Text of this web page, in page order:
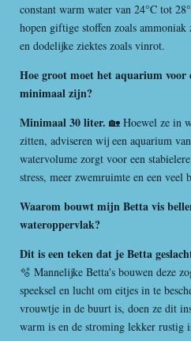
constant warm water van 24°C tot
hopen giftige stoffen zoals
en dodelijke ziektes zoals vinrot.
Hoe groot moet het aquarium voor
minimaal zijn?
Minimaal 30 liter. 🏡 Hoewel ze in
zitten, adviseren wij een aquarium
watervolume zorgt voor een
stress, meer zwemruimte en een
Waarom bouwt mijn Betta vis
wateroppervlak?
Dit is een teken dat je Betta
🫧 Mannelijke Betta's bouwen deze
speeksel en lucht om eitjes in te
vrouwtje in de buurt is, doen ze dit
warm is en de stroming lekker rustig